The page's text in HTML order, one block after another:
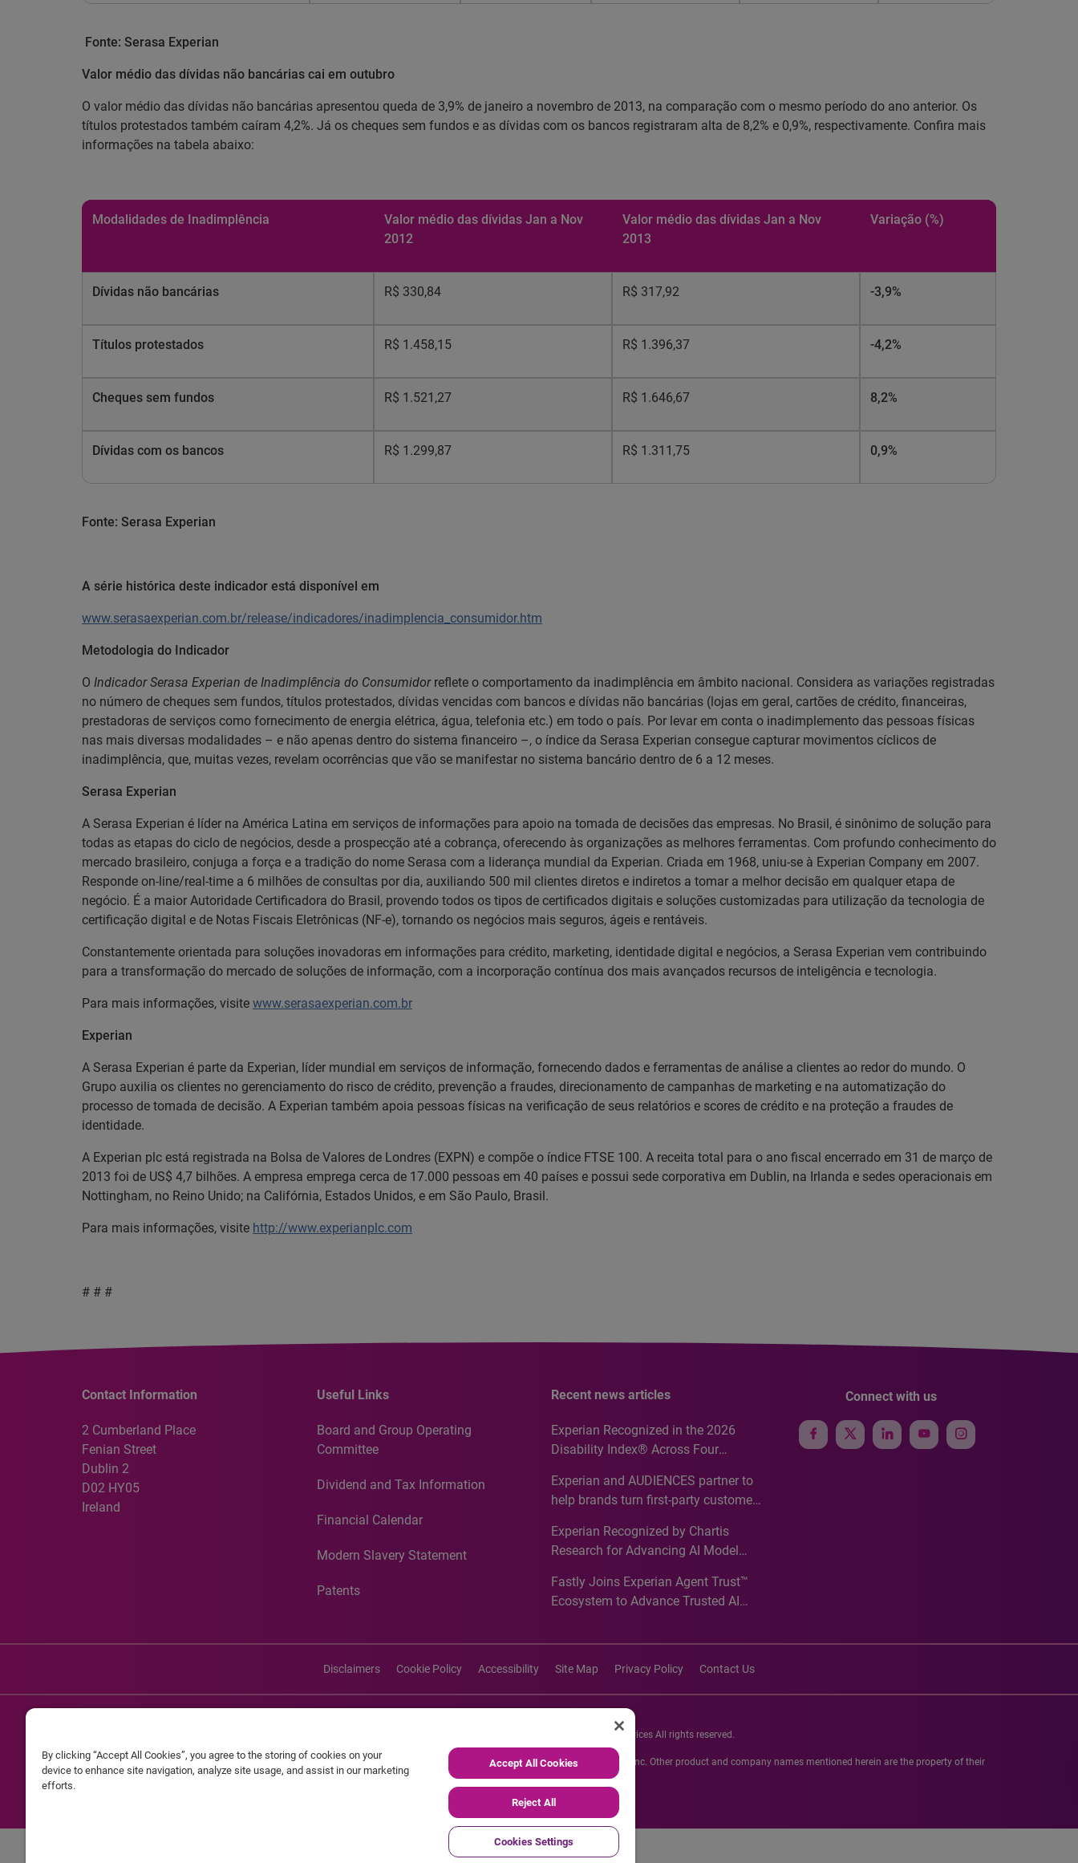
Fonte: Serasa Experian
Valor médio das dívidas não bancárias cai em outubro
O valor médio das dívidas não bancárias apresentou queda de 3,9% de janeiro a novembro de 2013, na comparação com o mesmo período do ano anterior. Os
títulos protestados também caíram 4,2%. Já os cheques sem fundos e as dívidas com os bancos registraram alta de 8,2% e 0,9%, respectivamente. Confira mais
informações na tabela abaixo:
Modalidades de Inadimplência
Valor médio das dívidas Jan a Nov
2012
Valor médio das dívidas Jan a Nov
2013
Variação (%)
Dívidas não bancárias R$ 330,84 R$ 317,92 -3,9%
Títulos protestados R$ 1.458,15 R$ 1.396,37 -4,2%
Cheques sem fundos R$ 1.521,27 R$ 1.646,67 8,2%
Dívidas com os bancos R$ 1.299,87 R$ 1.311,75 0,9%
Fonte: Serasa Experian
A série histórica deste indicador está disponível em
www.serasaexperian.com.br/release/indicadores/inadimplencia_consumidor.htm
Metodologia do Indicador
O Indicador Serasa Experian de Inadimplência do Consumidorreflete o comportamento da inadimplência em âmbito nacional. Considera as variações registradas
no número de cheques sem fundos, títulos protestados, dívidas vencidas com bancos e dívidas não bancárias (lojas em geral, cartões de crédito, financeiras,
prestadoras de serviços como fornecimento de energia elétrica, água, telefonia etc.) em todo o país. Por levar em conta o inadimplemento das pessoas físicas
nas mais diversas modalidades – e não apenas dentro do sistema financeiro –, o índice da Serasa Experian consegue capturar movimentos cíclicos de
inadimplência, que, muitas vezes, revelam ocorrências que vão se manifestar no sistema bancário dentro de 6 a 12 meses.
Serasa Experian
A Serasa Experian é líder na América Latina em serviços de informações para apoio na tomada de decisões das empresas. No Brasil, é sinônimo de solução para
todas as etapas do ciclo de negócios, desde a prospecção até a cobrança, oferecendo às organizações as melhores ferramentas. Com profundo conhecimento do
mercado brasileiro, conjuga a força e a tradição do nome Serasa com a liderança mundial da Experian. Criada em 1968, uniu-se à Experian Company em 2007.
Responde on-line/real-time a 6 milhões de consultas por dia, auxiliando 500 mil clientes diretos e indiretos a tomar a melhor decisão em qualquer etapa de
negócio. É a maior Autoridade Certificadora do Brasil, provendo todos os tipos de certificados digitais e soluções customizadas para utilização da tecnologia de
certificação digital e de Notas Fiscais Eletrônicas (NF-e), tornando os negócios mais seguros, ágeis e rentáveis.
Constantemente orientada para soluções inovadoras em informações para crédito, marketing, identidade digital e negócios, a Serasa Experian vem contribuindo
para a transformação do mercado de soluções de informação, com a incorporação contínua dos mais avançados recursos de inteligência e tecnologia.
Para mais informações, visite www.serasaexperian.com.br
Experian
A Serasa Experian é parte da Experian, líder mundial em serviços de informação, fornecendo dados e ferramentas de análise a clientes ao redor do mundo. O
Grupo auxilia os clientes no gerenciamento do risco de crédito, prevenção a fraudes, direcionamento de campanhas de marketing e na automatização do
processo de tomada de decisão. A Experian também apoia pessoas físicas na verificação de seus relatórios e scores de crédito e na proteção a fraudes de
identidade.
A Experian plc está registrada na Bolsa de Valores de Londres (EXPN) e compõe o índice FTSE 100. A receita total para o ano fiscal encerrado em 31 de março de
2013 foi de US$ 4,7 bilhões. A empresa emprega cerca de 17.000 pessoas em 40 países e possui sede corporativa em Dublin, na Irlanda e sedes operacionais em
Nottingham, no Reino Unido; na Califórnia, Estados Unidos, e em São Paulo, Brasil.
Para mais informações, visite http://www.experianplc.com
# # #
Contact Information
2 Cumberland Place
Fenian Street
Dublin 2
D02 HY05
Ireland
Useful Links
Board and Group Operating
Committee
Dividend and Tax Information
Financial Calendar
Modern Slavery Statement
Patents
Recent news articles
Experian Recognized in the 2026
Disability Index® Across Four
Recognition for Australia
Experian and AUDIENCES partner to
help brands turn first-party customer
media activation
Experian Recognized by Chartis
Research for Advancing AI Model
Analytics50 2026
Fastly Joins Experian Agent Trust™
Ecosystem to Advance Trusted AI
Connect with us
Disclaimers Cookie Policy Accessibility Site Map Privacy Policy Contact Us
©2026 Experian Information Solutions, Inc. Experian Marketing Services All rights reserved.
Experian and the Experian marks used herein are service marks or registered trademarks of Experian Informations Solutions, Inc. Other product and company names mentioned herein are the property of their
respective owners.
By clicking “Accept All Cookies”, you agree to the storing of cookies on your
device to enhance site navigation, analyze site usage, and assist in our marketing
efforts.
Accept All Cookies
Reject All
Cookies Settings